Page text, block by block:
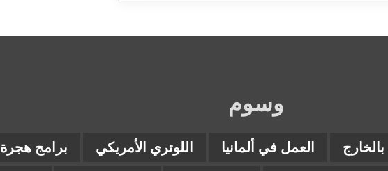
وسوم
العمل في ألمانيا اللوتري الأمريكي برامج هجرة